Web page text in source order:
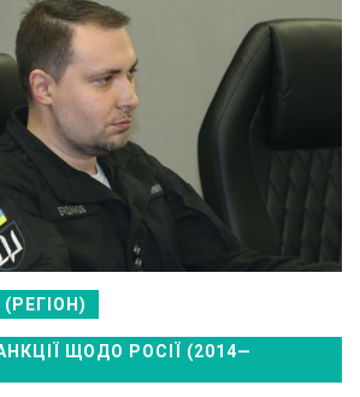
ЩОДО РОСІЇ (2014—